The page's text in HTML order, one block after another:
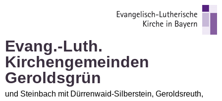
Evang.-Luth.
Kirchengemeinden
Geroldsgrün
und Steinbach mit Dürrenwaid-Silberstein, Geroldsreuth,